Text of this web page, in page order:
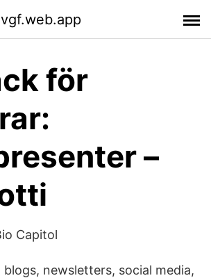
för
–
Capitol
blogs, newsletters, social media,